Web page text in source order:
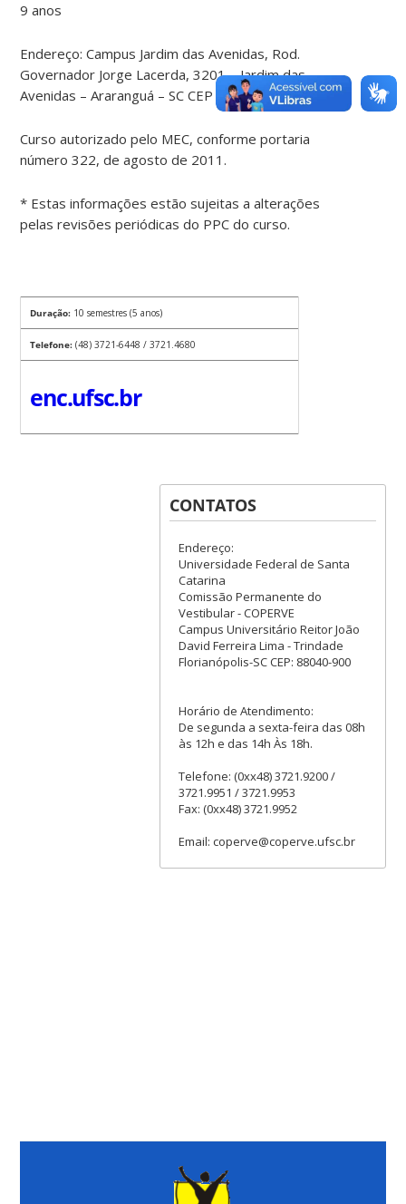
9 anos
Endereço: Campus Jardim das Avenidas, Rod.
Governador Jorge Lacerda, 3201 – Jardim das
Avenidas – Araranguá – SC CEP 88.906-072
Curso autorizado pelo MEC, conforme portaria
número 322, de agosto de 2011.
* Estas informações estão sujeitas a alterações
pelas revisões periódicas do PPC do curso.
Duração: 10 semestres (5 anos)
Telefone:(48) 3721-6448 / 3721.4680
enc.ufsc.br
CONTATOS
Endereço:
Universidade Federal de Santa
Catarina
Comissão Permanente do
Vestibular - COPERVE
Campus Universitário Reitor João
David Ferreira Lima - Trindade
Florianópolis-SC CEP: 88040-900
Horário de Atendimento:
De segunda a sexta-feira das 08h
às 12h e das 14h Às 18h.
Telefone: (0xx48) 3721.9200 /
3721.9951 / 3721.9953
Fax: (0xx48) 3721.9952
Email: coperve@coperve.ufsc.br